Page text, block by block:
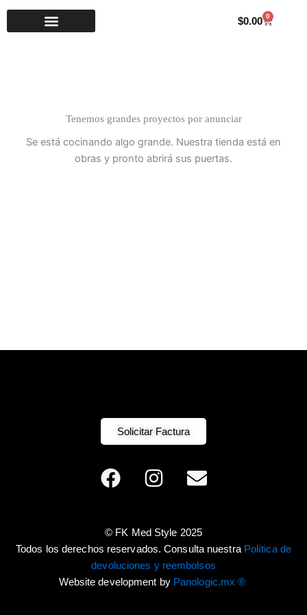
$0.00 0
Carrito
Tenemos grandes proyectos por anunciar
Se está cocinando algo grande. Nuestra tienda está en
obras y pronto abrirá sus puertas.
Solicitar Factura
F
a
e
b
o
o
I
n
t
a
g
r
E
n
e
l
o
p
© FK Med Style 2025
Todos los derechos reservados. Consulta nuestra Política de
devoluciones y reembolsos
Website development by Panologic.mx ®